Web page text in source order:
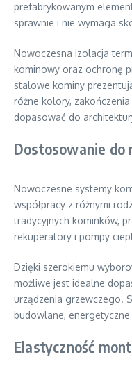
prefabrykowanym
sprawnie i nie wymaga
Nowoczesna izolacja
kominowy oraz ochronę
stalowe kominy
różne kolory,
dopasować do
Dostosowanie do
Nowoczesne systemy
współpracy z różnymi
tradycyjnych kominków,
rekuperatory i pompy
Dzięki szerokiemu
możliwe jest idealne
urządzenia grzewczego.
budowlane,
Elastyczność